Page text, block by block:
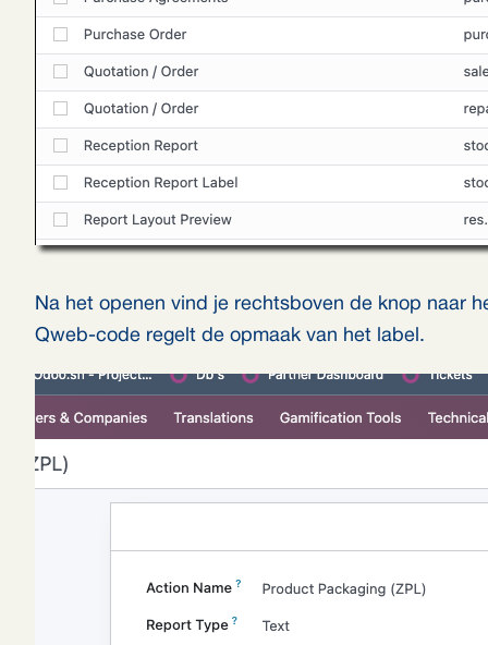
Na het openen vind je rechtsboven de knop naar
Qweb-code regelt de opmaak van het label.